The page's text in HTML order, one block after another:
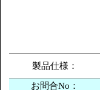
製品仕様：
お問合No：